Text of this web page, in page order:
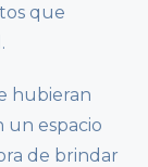
que
hubieran
un espacio
de brindar